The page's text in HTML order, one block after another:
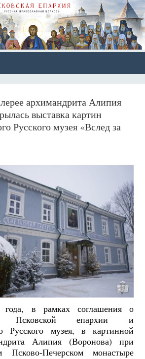
архимандрита Алипия
выставка картин
Русского музея «Вслед за
в рамках соглашения о
Псковской епархии и
Русского музея, в картинной
Алипия (Воронова) при
Псково-Печерском монастыре